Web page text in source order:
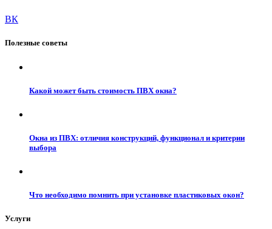
ВК
Полезные советы
Какой может быть стоимость ПВХ окна?
Окна из ПВХ: отличия конструкций, функционал и критерии
выбора
Что необходимо помнить при установке пластиковых окон?
Услуги